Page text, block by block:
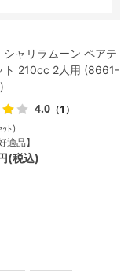
シャリラムーン ペアテ
ト 210cc 2人用 (8661-
4.0 （1）
ﾄ）
適品】
(税込)